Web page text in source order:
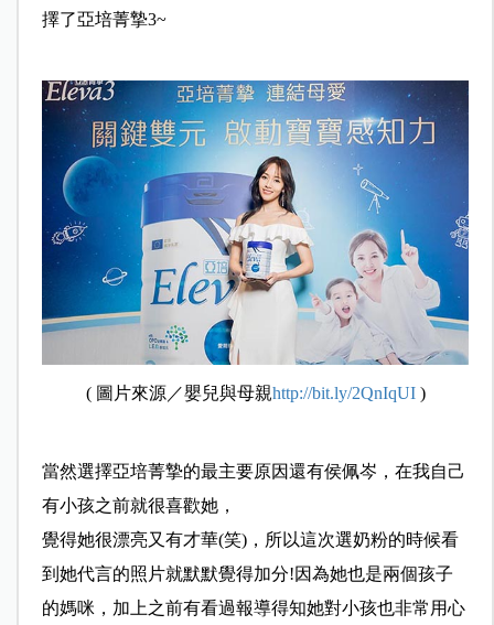
擇了亞培菁摯3~
( 圖片來源／嬰兒與母親http://bit.ly/2QnIqUI)
當然選擇亞培菁摯的最主要原因還有侯佩岑，在我自己
有小孩之前就很喜歡她，
覺得她很漂亮又有才華(笑)，所以這次選奶粉的時候看
到她代言的照片就默默覺得加分!因為她也是兩個孩子
的媽咪，加上之前有看過報導得知她對小孩也非常用心